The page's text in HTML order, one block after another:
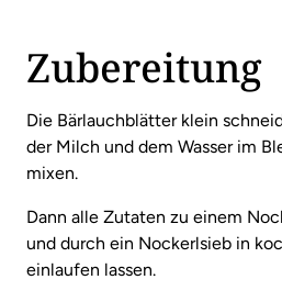
Zubereitung
Die Bärlauchblätter klein
der Milch und dem Wasser im
mixen.
Dann alle Zutaten zu einem
und durch ein Nockerlsieb in
einlaufen lassen.